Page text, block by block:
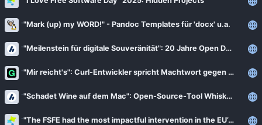
Wichtige Feeds
Favoriten (0)
Meine Labels
"Mark (up) my WORD!" - Pandoc Templates für 'docx' u.a.
"Meilenstein für digitale Souveränität": 20 Jahre Open Document Format (ODF)
"Mir reicht's": Curl-Entwickler spricht Machtwort gegen "KI-Schrott"
"Schadet Wine auf dem Mac": Open-Source-Tool Whisky stoppt Weiterentwicklung
"The FSFE had the most impactful intervention in the EU’s highest court”